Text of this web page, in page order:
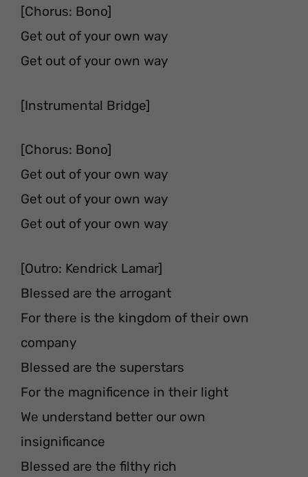
[Chorus: Bono]
Get out of your own way
Get out of your own way
[Instrumental Bridge]
[Chorus: Bono]
Get out of your own way
Get out of your own way
Get out of your own way
[Outro: Kendrick Lamar]
Blessed are the arrogant
For there is the kingdom of their own
company
Blessed are the superstars
For the magnificence in their light
We understand better our own
insignificance
Blessed are the filthy rich